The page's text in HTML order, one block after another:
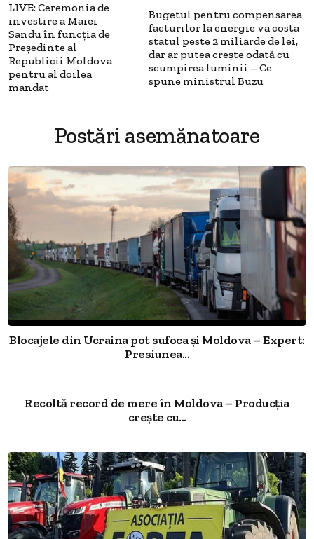
LIVE: Ceremonia de
investire a Maiei
Sandu în funcția de
Președinte al
Republicii Moldova
pentru al doilea
mandat
Bugetul pentru compensarea
facturilor la energie va costa
statul peste 2 miliarde de lei,
dar ar putea crește odată cu
scumpirea luminii – Ce
spune ministrul Buzu
Postări asemănatoare
Blocajele din Ucraina pot sufoca și Moldova – Expert:
Presiunea...
Recoltă record de mere în Moldova – Producția
crește cu...